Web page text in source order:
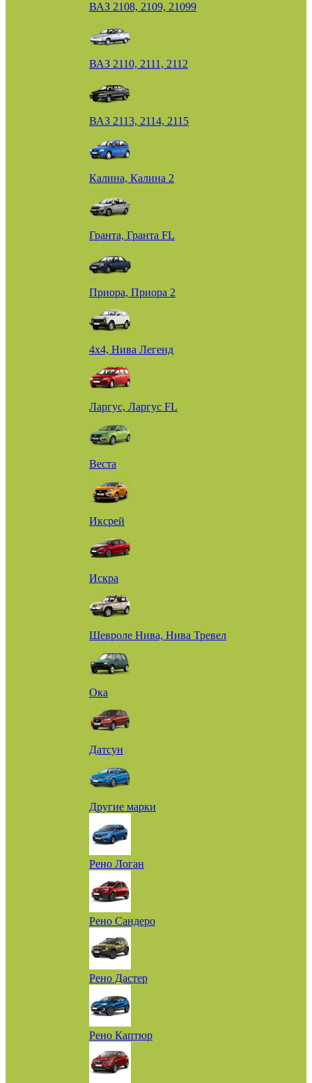
ВАЗ 2108, 2109, 21099
ВАЗ 2110, 2111, 2112
ВАЗ 2113, 2114, 2115
Калина, Калина 2
Гранта, Гранта FL
Приора, Приора 2
4х4, Нива Легенд
Ларгус, Ларгус FL
Веста
Иксрей
Искра
Шевроле Нива, Нива Тревел
Ока
Датсун
Другие марки
Рено Логан
Рено Сандеро
Рено Дастер
Рено Каптюр